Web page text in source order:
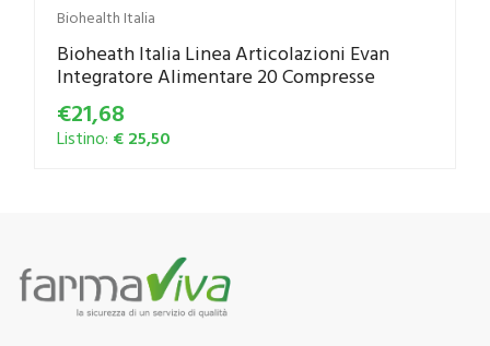
Biohealth Italia
Bioheath Italia Linea Articolazioni Evan
Integratore Alimentare 20 Compresse
€21,68
Listino: € 25,50